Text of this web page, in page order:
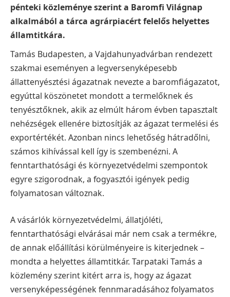
pénteki közleménye szerint a Baromfi Világnap
alkalmából a tárca agrárpiacért felelős helyettes
államtitkára.
Tamás Budapesten, a Vajdahunyadvárban rendezett
szakmai eseményen a legversenyképesebb
állattenyésztési ágazatnak nevezte a baromfiágazatot,
egyúttal köszönetet mondott a termelőknek és
tenyésztőknek, akik az elmúlt három évben tapasztalt
nehézségek ellenére biztosítják az ágazat termelési és
exportértékét. Azonban nincs lehetőség hátradőlni,
számos kihívással kell így is szembenézni. A
fenntarthatósági és környezetvédelmi szempontok
egyre szigorodnak, a fogyasztói igények pedig
folyamatosan változnak.
A vásárlók környezetvédelmi, állatjóléti,
fenntarthatósági elvárásai már nem csak a termékre,
de annak előállítási körülményeire is kiterjednek –
mondta a helyettes államtitkár. Tarpataki Tamás a
közlemény szerint kitért arra is, hogy az ágazat
versenyképességének fennmaradásához folyamatos